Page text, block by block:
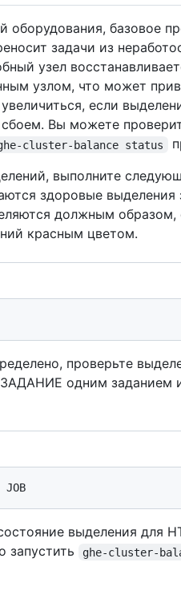
оборудования, базовое
задачи из
узел
узлом, что может
если
Вы можете
cluster-balance status
выполните
здоровые выделения
должным
красным цветом.
проверьте
одним заданием
выделения для
запустить
ghe-cluster-